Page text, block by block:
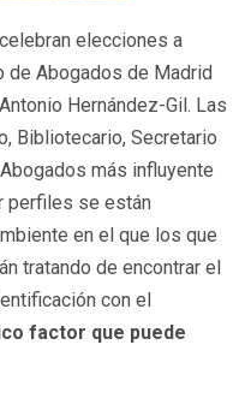
elecciones a
de Abogados de Madrid
Hernández-Gil. Las
Bibliotecario, Secretario
más influyente
perfiles se están
en el que los que
tratando de encontrar el
con el
factor que puede